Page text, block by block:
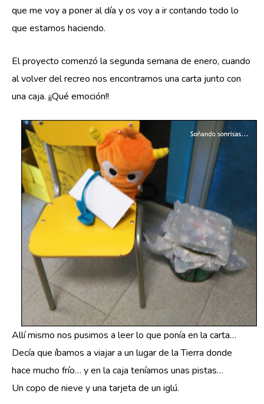
que me voy a poner al día y os voy a ir contando todo lo
que estamos haciendo.
El proyecto comenzó la segunda semana de enero, cuando
al volver del recreo nos encontramos una carta junto con
una caja. ¡¡Qué emoción!!
Allí mismo nos pusimos a leer lo que ponía en la carta…
Decía que íbamos a viajar a un lugar de la Tierra donde
hace mucho frío… y en la caja teníamos unas pistas…
Un copo de nieve y una tarjeta de un iglú.